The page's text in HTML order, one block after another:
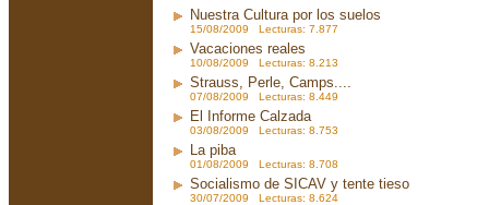
Nuestra Cultura por los suelos
15/08/2009 Lecturas: 7.877
Vacaciones reales
10/08/2009 Lecturas: 8.213
Strauss, Perle, Camps....
07/08/2009 Lecturas: 8.449
El Informe Calzada
03/08/2009 Lecturas: 8.753
La piba
01/08/2009 Lecturas: 8.708
Socialismo de SICAV y tente tieso
30/07/2009 Lecturas: 8.624